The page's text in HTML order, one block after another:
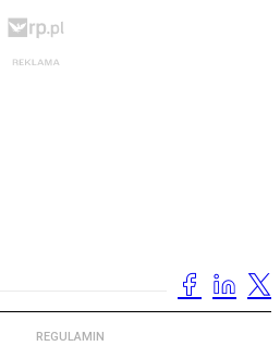
REGULAMIN